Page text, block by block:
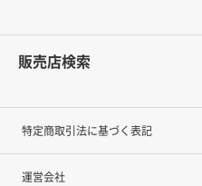
販売店検索
特定商取引法に基づく表記
運営会社